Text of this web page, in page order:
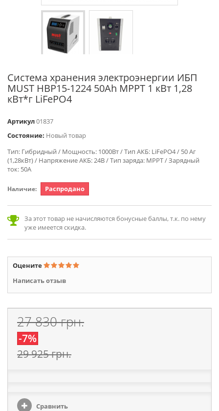
Система хранения электроэнергии ИБП
MUST НВР15-1224 50Ah MPPT 1 кВт 1,28
кВт*г LiFePО4
Артикул01837
Состояние: Новый товар
Тип: Гибридный / Мощность: 1000Вт / Тип АКБ: LiFePO4 / 50 Аг
(1,28кВт) / Напряжение АКБ: 24В / Тип заряда: MPPT / Зарядный
ток: 50А
Наличие: Распродано
За этот товар не начисляются бонусные баллы, т.к. по нему
уже имеется скидка.
Оцените
Написать отзыв
27 830 грн.
-7%
29 925 грн.
Сравнить